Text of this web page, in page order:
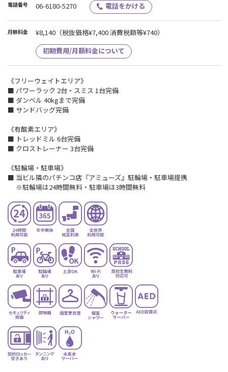
電話番号 06-6180-5270 電話をかける
月額料金 ¥8,140 （税抜価格¥7,400 消費税額等¥740）
初期費用/月額料金について
《フリーウェイトエリア》
■ パワーラック 2台・スミス 1台完備
■ ダンベル 40kgまで完備
■ サンドバッグ完備
《有酸素エリア》
■ トレッドミル 6台完備
■ クロストレーナー 3台完備
《駐輪場・駐車場》
■ 当ビル隣のパチンコ店『アミューズ』駐輪場・駐車場提携
※駐輪場は24時間無料・駐車場は3時間無料